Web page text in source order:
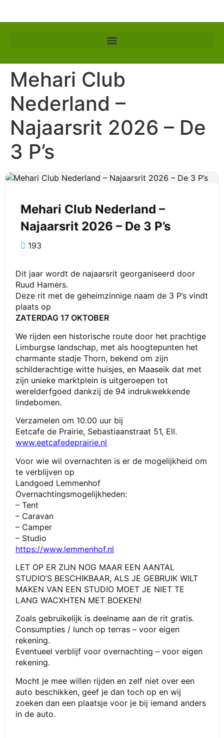
Mehari Club
Nederland –
Najaarsrit 2026 – De
3 P’s
Mehari Club Nederland –
Najaarsrit 2026 – De 3 P’s
193
Dit jaar wordt de najaarsrit georganiseerd door
Ruud Hamers.
Deze rit met de geheimzinnige naam de 3 P’s vindt
plaats op
ZATERDAG 17 OKTOBER
We rijden een historische route door het prachtige
Limburgse landschap, met als hoogtepunten het
charmante stadje Thorn, bekend om zijn
schilderachtige witte huisjes, en Maaseik dat met
zijn unieke marktplein is uitgeroepen tot
werelderfgoed dankzij de 94 indrukwekkende
lindebomen.
Verzamelen om 10.00 uur bij
Eetcafe de Prairie, Sebastiaanstraat 51, Ell.
www.eetcafedeprairie.nl
Voor wie wil overnachten is er de mogelijkheid om
te verblijven op
Landgoed Lemmenhof
Overnachtingsmogelijkheden:
– Tent
– Caravan
– Camper
– Studio
https://www.lemmenhof.nl
LET OP ER ZIJN NOG MAAR EEN AANTAL
STUDIO’S BESCHIKBAAR, ALS JE GEBRUIK WILT
MAKEN VAN EEN STUDIO MOET JE NIET TE
LANG WACXHTEN MET BOEKEN!
Zoals gebruikelijk is deelname aan de rit gratis.
Consumpties / lunch op terras – voor eigen
rekening.
Eventueel verblijf voor overnachting – voor eigen
rekening.
Mocht je mee willen rijden en zelf niet over een
auto beschikken, geef je dan toch op en wij
zoeken dan een plaatsje voor je bij iemand anders
in de auto.